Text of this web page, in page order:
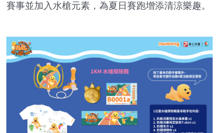
賽事並加入水槍元素，為夏日賽跑增添清涼樂趣。